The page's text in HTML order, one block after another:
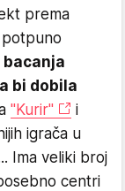
prema
bacanja
bi dobila
"Kurir"
i
igrača u
Ima veliki broj
centri